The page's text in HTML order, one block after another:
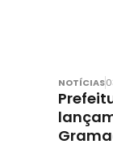
NOTÍCIAS